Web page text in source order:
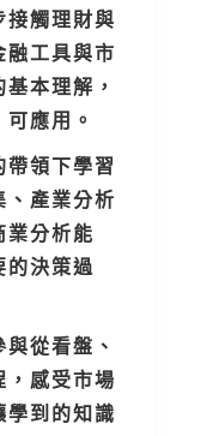
接觸理財與
融工具與市
本理解，
應用。
帶領下學習
、產業分析
業分析能
的決策過
從看盤、
，感受市場
學到的知識